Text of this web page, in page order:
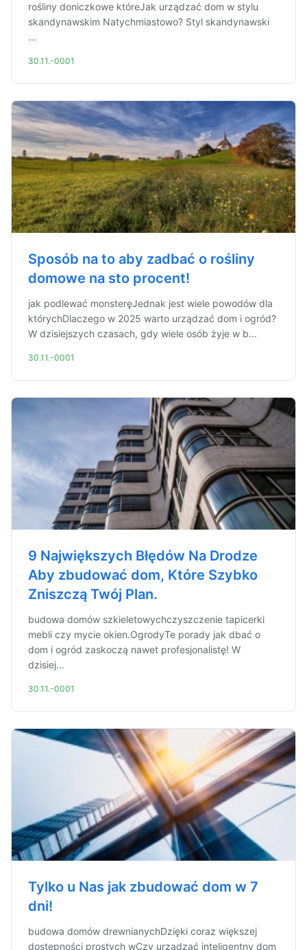
rośliny doniczkowe któreJak urządzać dom w stylu
skandynawskim Natychmiastowo? Styl skandynawski
...
30.11.-0001
Sposób na to aby zadbać o rośliny
domowe na sto procent!
jak podlewać monsteręJednak jest wiele powodów dla
którychDlaczego w 2025 warto urządzać dom i ogród?
W dzisiejszych czasach, gdy wiele osób żyje w b...
30.11.-0001
9 Największych Błędów Na Drodze
Aby zbudować dom, Które Szybko
Zniszczą Twój Plan.
budowa domów szkieletowychczyszczenie tapicerki
mebli czy mycie okien.OgrodyTe porady jak dbać o
dom i ogród zaskoczą nawet profesjonalistę! W
dzisiej...
30.11.-0001
Tylko u Nas jak zbudować dom w 7
dni!
budowa domów drewnianychDzięki coraz większej
dostępności prostych wCzy urządzać inteligentny dom